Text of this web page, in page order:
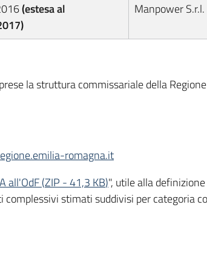
(estesa al
Manpower S.r.l.
la struttura commissariale della
romagna.it
all'OdF(ZIP -41,3 KB)", utile alla
complessivi stimati suddivisi per categoria